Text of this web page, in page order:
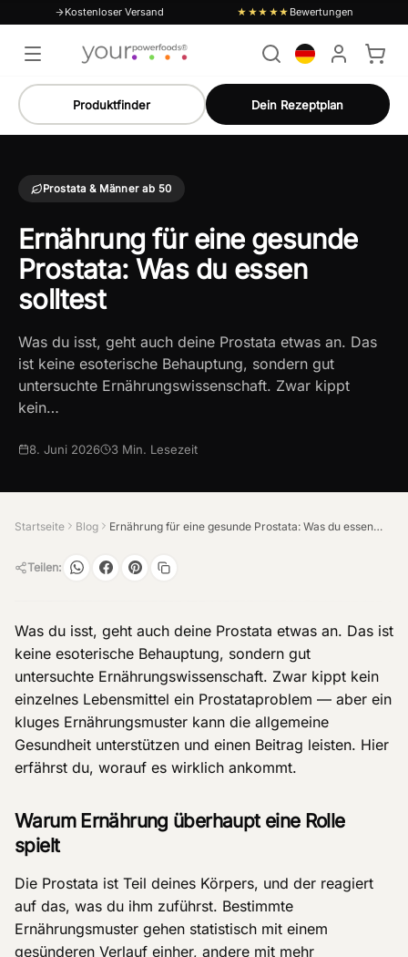
Kostenloser Versand ★★★★★ Bewertungen
Produktfinder Dein Rezeptplan
Prostata & Männer ab 50
Ernährung für eine gesunde
Prostata: Was du essen
solltest
Was du isst, geht auch deine Prostata etwas an. Das
ist keine esoterische Behauptung, sondern gut
untersuchte Ernährungswissenschaft. Zwar kippt
kein…
8. Juni 2026 3 Min. Lesezeit
Startseite Blog Ernährung für eine gesunde Prostata: Was du essen solltest
Teilen:
Was du isst, geht auch deine Prostata etwas an. Das ist
keine esoterische Behauptung, sondern gut
untersuchte Ernährungswissenschaft. Zwar kippt kein
einzelnes Lebensmittel ein Prostataproblem — aber ein
kluges Ernährungsmuster kann die allgemeine
Gesundheit unterstützen und einen Beitrag leisten. Hier
erfährst du, worauf es wirklich ankommt.
Warum Ernährung überhaupt eine Rolle
spielt
Die Prostata ist Teil deines Körpers, und der reagiert
auf das, was du ihm zuführst. Bestimmte
Ernährungsmuster gehen statistisch mit einem
gesünderen Verlauf einher, andere mit mehr